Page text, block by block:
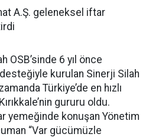
A.Ş. geleneksel iftar
OSB’sinde 6 yıl önce
desteğiyle kurulan Sinerji Silah
Türkiye’de en hızlı
gururu oldu.
yemeğinde konuşan Yönetim
“Var gücümüzle